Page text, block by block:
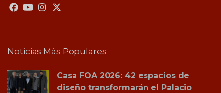
Noticias Más Populares
Casa FOA 2026: 42 espacios de
diseño transformarán el Palacio